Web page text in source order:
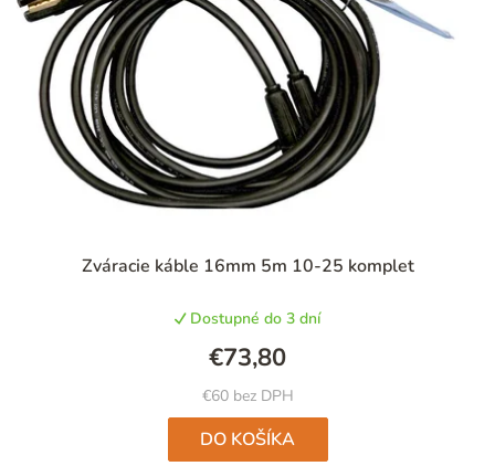
Zváracie káble 16mm 5m 10-25 komplet
Dostupné do 3 dní
€60 bez DPH
€73,80
DO KOŠÍKA